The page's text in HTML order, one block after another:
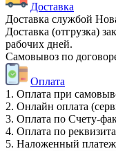
Доставка
Доставка службой
Доставка (отгрузка)
рабочих дней.
Самовывоз по
Оплата
1. Оплата при
2. Онлайн оплата
3. Оплата по Счету-
4. Оплата по
5. Наложенный